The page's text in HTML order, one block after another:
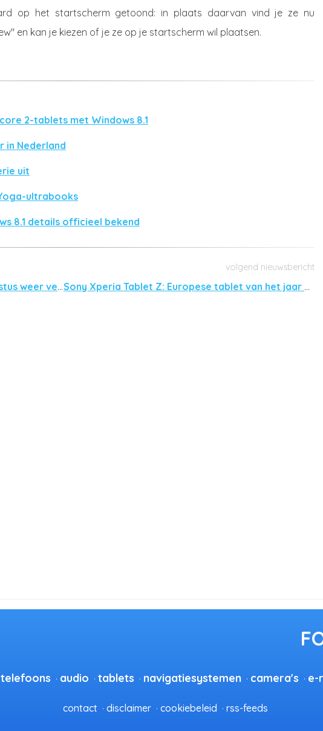
op het startscherm getoond: in plaats daarvan vind je ze nu
en kan je kiezen of je ze op je startscherm wil plaatsen.
2-tablets met Windows 8.1
in Nederland
uit
ultrabooks
8.1 details officieel bekend
Wolfgang AT-AS40D: zaterdag 17 augustus weer verkrijgbaar Sony Xperia Tablet Z: Europese tablet van het jaar 2013-2014
telefoons audio tablets navigatiesystemen camera's e-
contact disclaimer cookiebeleid rss-feeds